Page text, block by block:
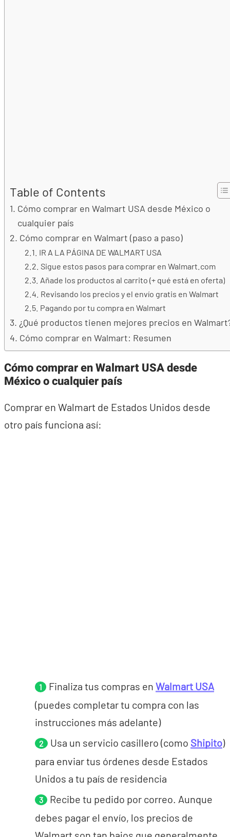
Table of Contents
Cómo comprar en Walmart USA desde México o
cualquier país
Cómo comprar en Walmart (paso a paso)
IR A LA PÁGINA DE WALMART USA
Sigue estos pasos para comprar en Walmart.com
Añade los productos al carrito (+ qué está en oferta)
Revisando los precios y el envío gratis en Walmart
Pagando por tu compra en Walmart
¿Qué productos tienen mejores precios en
Cómo comprar en Walmart: Resumen
Cómo comprar en Walmart USA desde
México o cualquier país
Comprar en Walmart de Estados Unidos desde
otro país funciona así:
Finaliza tus compras en Walmart USA
(puedes completar tu compra con las
instrucciones más adelante)
Usa un servicio casillero (como Shipito)
para enviar tus órdenes desde Estados
Unidos a tu país de residencia
Recibe tu pedido por correo. Aunque
debes pagar el envío, los precios de